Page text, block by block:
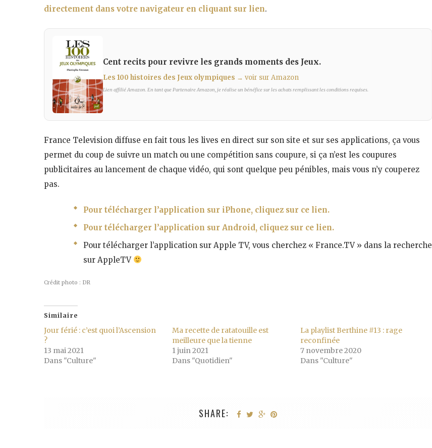
directement dans votre navigateur en cliquant sur lien.
Cent recits pour revivre les grands moments des Jeux.
Les 100 histoires des Jeux olympiques → voir sur Amazon
Lien affilié Amazon. En tant que Partenaire Amazon, je réalise un bénéfice sur les achats remplissant les conditions requises.
France Television diffuse en fait tous les lives en direct sur son site et sur ses applications, ça vous
permet du coup de suivre un match ou une compétition sans coupure, si ça n’est les coupures
publicitaires au lancement de chaque vidéo, qui sont quelque peu pénibles, mais vous n’y couperez
pas.
Pour télécharger l’application sur iPhone, cliquez sur ce lien.
Pour télécharger l’application sur Android, cliquez sur ce lien.
Pour télécharger l’application sur Apple TV, vous cherchez « France.TV » dans la recherche
sur AppleTV
Crédit photo : DR
Similaire
Jour férié : c’est quoi l’Ascension
?
13 mai 2021
Dans "Culture"
Ma recette de ratatouille est
meilleure que la tienne
1 juin 2021
Dans "Quotidien"
La playlist Berthine #13 : rage
reconfinée
7 novembre 2020
Dans "Culture"
SHARE: